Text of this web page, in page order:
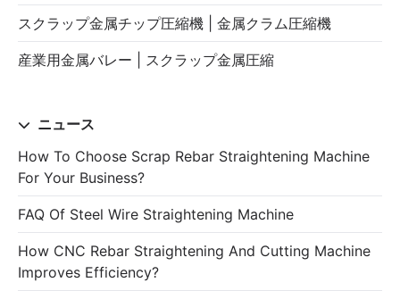
スクラップ金属チップ圧縮機 | 金属クラム圧縮機
産業用金属バレー | スクラップ金属圧縮
ニュース
How To Choose Scrap Rebar Straightening Machine
For Your Business?
FAQ Of Steel Wire Straightening Machine
How CNC Rebar Straightening And Cutting Machine
Improves Efficiency?